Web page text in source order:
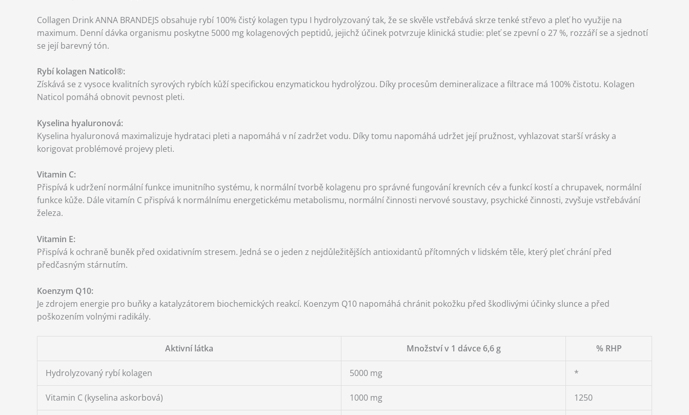
Collagen Drink ANNA BRANDEJS obsahuje rybí 100% čistý kolagen typu I hydrolyzovaný tak, že se skvěle vstřebává skrze tenké střevo a pleť ho využije na
maximum. Denní dávka organismu poskytne 5000 mg kolagenových peptidů, jejichž účinek potvrzuje klinická studie: pleť se zpevní o 27 %, rozzáří se a sjednotí
se její barevný tón.
Rybí kolagen Naticol®:
Získává se z vysoce kvalitních syrových rybích kůží specifickou enzymatickou hydrolýzou. Díky procesům demineralizace a filtrace má 100% čistotu. Kolagen
Naticol pomáhá obnovit pevnost pleti.
Kyselina hyaluronová:
Kyselina hyaluronová maximalizuje hydrataci pleti a napomáhá v ní zadržet vodu. Díky tomu napomáhá udržet její pružnost, vyhlazovat starší vrásky a
korigovat problémové projevy pleti.
Vitamin C:
Přispívá k udržení normální funkce imunitního systému, k normální tvorbě kolagenu pro správné fungování krevních cév a funkcí kostí a chrupavek, normální
funkce kůže. Dále vitamín C přispívá k normálnímu energetickému metabolismu, normální činnosti nervové soustavy, psychické činnosti, zvyšuje vstřebávání
železa.
Vitamin E:
Přispívá k ochraně buněk před oxidativním stresem. Jedná se o jeden z nejdůležitějších antioxidantů přítomných v lidském těle, který pleť chrání před
předčasným stárnutím.
Koenzym Q10:
Je zdrojem energie pro buňky a katalyzátorem biochemických reakcí. Koenzym Q10 napomáhá chránit pokožku před škodlivými účinky slunce a před
poškozením volnými radikály.
Aktivní látka Množství v 1 dávce 6,6 g % RHP
Hydrolyzovaný rybí kolagen 5000 mg *
Vitamin C (kyselina askorbová) 1000 mg 1250